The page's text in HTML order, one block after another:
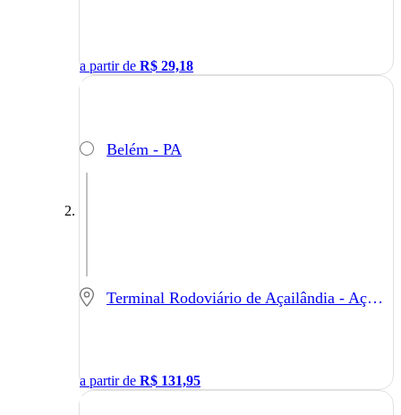
a partir de R$ 29,18
Belém - PA
Terminal Rodoviário de Açailândia - Açailândia - MA
a partir de R$ 131,95